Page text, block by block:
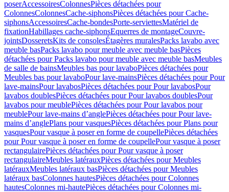
poserAccessoiresColonnesPièces détachées pour
ColonnesColonnesCache-siphonsPièces détachées pour Cache-
siphonsAccessoiresCache-bondesPorte-serviettesMatériel de
fixationHabillages cache-siphonsEquerres de montageCouvre-
jointsDosseretsKits de consolesÉtagères muralesPacks lavabo avec
meuble basPacks lavabo pour meuble avec meuble basPièces
détachées pour Packs lavabo pour meuble avec meuble basMeubles
de salle de bainsMeubles bas pour lavaboPièces détachées pour
Meubles bas pour lavaboPour lave-mainsPièces détachées pour Pour
lave-mainsPour lavabosPièces détachées pour Pour lavabosPour
lavabos doublesPièces détachées pour Pour lavabos doublesPour
lavabos pour meublePièces détachées pour Pour lavabos pour
meublePour lave-mains d’anglePièces détachées pour Pour lave-
mains d’anglePlans pour vasquesPièces détachées pour Plans pour
vasquesPour vasque à poser en forme de coupellePièces détachées
pour Pour vasque à poser en forme de coupellePour vasque à poser
rectangulairePièces détachées pour Pour vasque à poser
rectangulaireMeubles latérauxPièces détachées pour Meubles
latérauxMeubles latéraux basPièces détachées pour Meubles
latéraux basColonnes hautesPièces détachées pour Colonnes
hautesColonnes mi-hautePièces détachées pour Colonnes mi-